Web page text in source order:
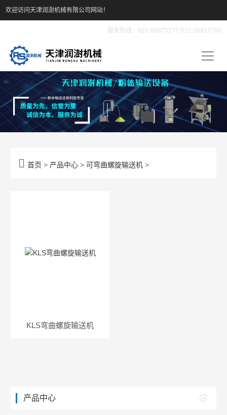
欢迎访问天津润澍机械有限公司网站！
服务热线：022-86875277,022-26913788
 首页 > 产品中心 >可弯曲螺旋输送机 >
KLS弯曲螺旋输送机
产品中心